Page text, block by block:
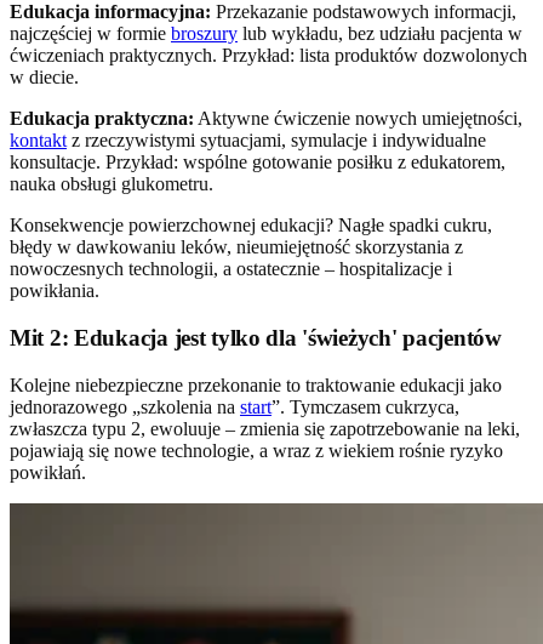
Edukacja informacyjna: Przekazanie podstawowych informacji,
najczęściej w formie broszury lub wykładu, bez udziału pacjenta w
ćwiczeniach praktycznych. Przykład: lista produktów dozwolonych
w diecie.
Edukacja praktyczna: Aktywne ćwiczenie nowych umiejętności,
kontakt z rzeczywistymi sytuacjami, symulacje i indywidualne
konsultacje. Przykład: wspólne gotowanie posiłku z edukatorem,
nauka obsługi glukometru.
Konsekwencje powierzchownej edukacji? Nagłe spadki cukru,
błędy w dawkowaniu leków, nieumiejętność skorzystania z
nowoczesnych technologii, a ostatecznie – hospitalizacje i
powikłania.
Mit 2: Edukacja jest tylko dla 'świeżych' pacjentów
Kolejne niebezpieczne przekonanie to traktowanie edukacji jako
jednorazowego „szkolenia na start”. Tymczasem cukrzyca,
zwłaszcza typu 2, ewoluuje – zmienia się zapotrzebowanie na leki,
pojawiają się nowe technologie, a wraz z wiekiem rośnie ryzyko
powikłań.